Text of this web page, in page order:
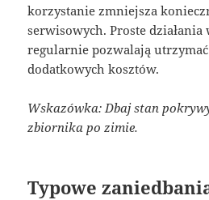
korzystanie zmniejsza
serwisowych. Proste
regularnie pozwalają
dodatkowych kosztów.
Wskazówka: Dbaj stan
zbiornika po zimie.
Typowe